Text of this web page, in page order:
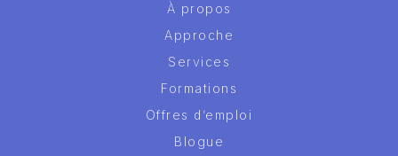
À propos
Approche
Services
Formations
Offres d’emploi
Blogue